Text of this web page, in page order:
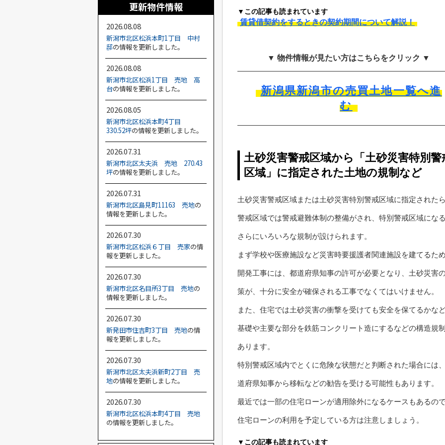
▼この記事も読まれています
賃貸借契約をするときの契約期間について解説！
▼ 物件情報が見たい方はこちらをクリック ▼
新潟県新潟市の売買土地一覧へ進
む
土砂災害警戒区域から「土砂災害特別警
区域」に指定された土地の規制など
土砂災害警戒区域または土砂災害特別警戒区域に指定されたら
警戒区域では警戒避難体制の整備がされ、特別警戒区域にな
さらにいろいろな規制が設けられます。
まず学校や医療施設など災害時要援護者関連施設を建てるた
開発工事には、都道府県知事の許可が必要となり、土砂災害
策が、十分に安全が確保される工事でなくてはいけません。
また、住宅では土砂災害の衝撃を受けても安全を保てるかなど
基礎や主要な部分を鉄筋コンクリート造にするなどの構造規
あります。
特別警戒区域内でとくに危険な状態だと判断された場合には
道府県知事から移転などの勧告を受ける可能性もあります。
最近では一部の住宅ローンが適用除外になるケースもあるので
住宅ローンの利用を予定している方は注意しましょう。
▼この記事も読まれています
更新物件情報
2026.08.08
新潟市北区松浜本町1丁目 中村
邸の情報を更新しました。
2026.08.08
新潟市北区松浜1丁目 売地 高
台の情報を更新しました。
2026.08.05
新潟市北区松浜本町4丁目
330.52坪の情報を更新しました。
2026.07.31
新潟市北区太夫浜 売地 270.43
坪の情報を更新しました。
2026.07.31
新潟市北区島見町11163 売地の
情報を更新しました。
2026.07.30
新潟市北区松浜６丁目 売家の情
報を更新しました。
2026.07.30
新潟市北区名目所3丁目 売地の
情報を更新しました。
2026.07.30
新発田市住吉町3丁目 売地の情
報を更新しました。
2026.07.30
新潟市北区太夫浜新町2丁目 売
地の情報を更新しました。
2026.07.30
新潟市北区松浜本町4丁目 売地
の情報を更新しました。